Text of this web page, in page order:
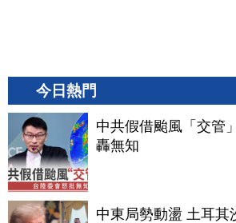
今日熱門
中共假借颱風「交管
轟無知
中東局勢動盪 土耳其